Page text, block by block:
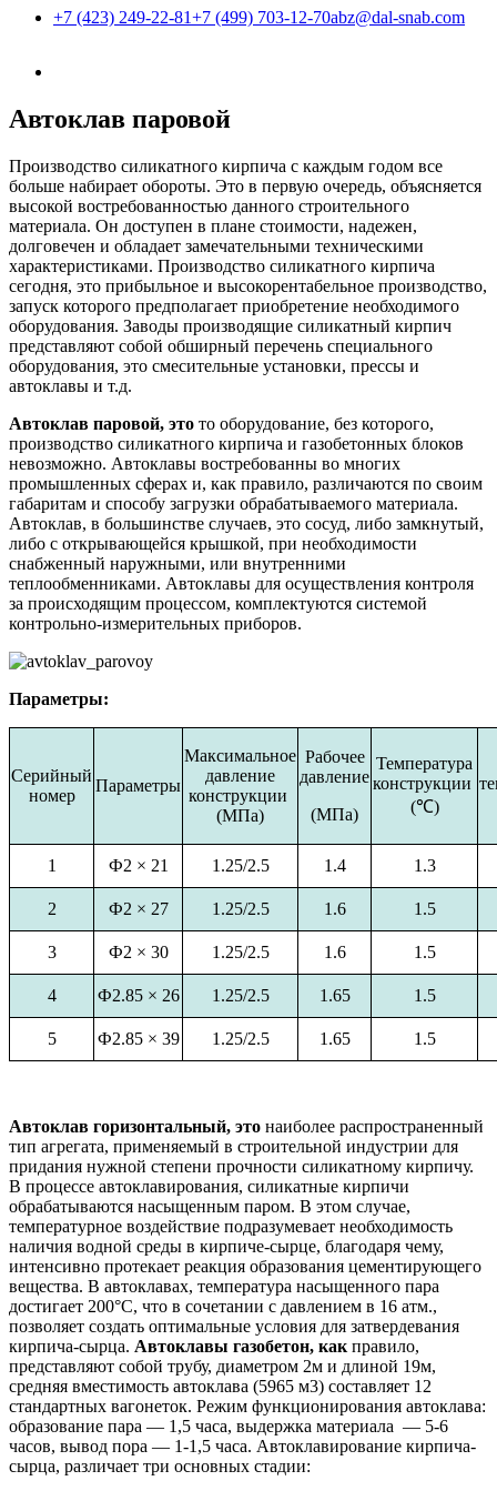
+7 (423) 249-22-81+7 (499) 703-12-70abz@dal-snab.com
Автоклав паровой
Производство силикатного кирпича с каждым годом все
больше набирает обороты. Это в первую очередь, объясняется
высокой востребованностью данного строительного
материала. Он доступен в плане стоимости, надежен,
долговечен и обладает замечательными техническими
характеристиками. Производство силикатного кирпича
сегодня, это прибыльное и высокорентабельное производство,
запуск которого предполагает приобретение необходимого
оборудования. Заводы производящие силикатный кирпич
представляют собой обширный перечень специального
оборудования, это смесительные установки, прессы и
автоклавы и т.д.
Автоклав паровой, это то оборудование, без которого,
производство силикатного кирпича и газобетонных блоков
невозможно. Автоклавы востребованны во многих
промышленных сферах и, как правило, различаются по своим
габаритам и способу загрузки обрабатываемого материала.
Автоклав, в большинстве случаев, это сосуд, либо замкнутый,
либо с открывающейся крышкой, при необходимости
снабженный наружными, или внутренними
теплообменниками. Автоклавы для осуществления контроля
за происходящим процессом, комплектуются системой
контрольно-измерительных приборов.
Параметры:
Серийный
номер
Параметры
Максимальное
давление
конструкции
(MПа)
Рабочее
давление
(MПа)
Температура
конструкции
(℃)
1 Ф2 × 21 1.25/2.5 1.4 1.3
2 Ф2 × 27 1.25/2.5 1.6 1.5
3 Ф2 × 30 1.25/2.5 1.6 1.5
4 Ф2.85 × 26 1.25/2.5 1.65 1.5
5 Ф2.85 × 39 1.25/2.5 1.65 1.5
Автоклав горизонтальный, это наиболее распространенный
тип агрегата, применяемый в строительной индустрии для
придания нужной степени прочности силикатному кирпичу.
В процессе автоклавирования, силикатные кирпичи
обрабатываются насыщенным паром. В этом случае,
температурное воздействие подразумевает необходимость
наличия водной среды в кирпиче-сырце, благодаря чему,
интенсивно протекает реакция образования цементирующего
вещества. В автоклавах, температура насыщенного пара
достигает 200°С, что в сочетании с давлением в 16 атм.,
позволяет создать оптимальные условия для затвердевания
кирпича-сырца. Автоклавы газобетон, как правило,
представляют собой трубу, диаметром 2м и длиной 19м,
средняя вместимость автоклава (5965 м3) составляет 12
стандартных вагонеток. Режим функционирования автоклава:
образование пара — 1,5 часа, выдержка материала — 5-6
часов, вывод пора — 1-1,5 часа. Автоклавирование кирпича-
сырца, различает три основных стадии: